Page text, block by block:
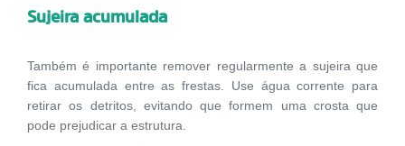
Sujeira acumulada
Também é importante remover regularmente a sujeira que
fica acumulada entre as frestas. Use água corrente para
retirar os detritos, evitando que formem uma crosta que
pode prejudicar a estrutura.